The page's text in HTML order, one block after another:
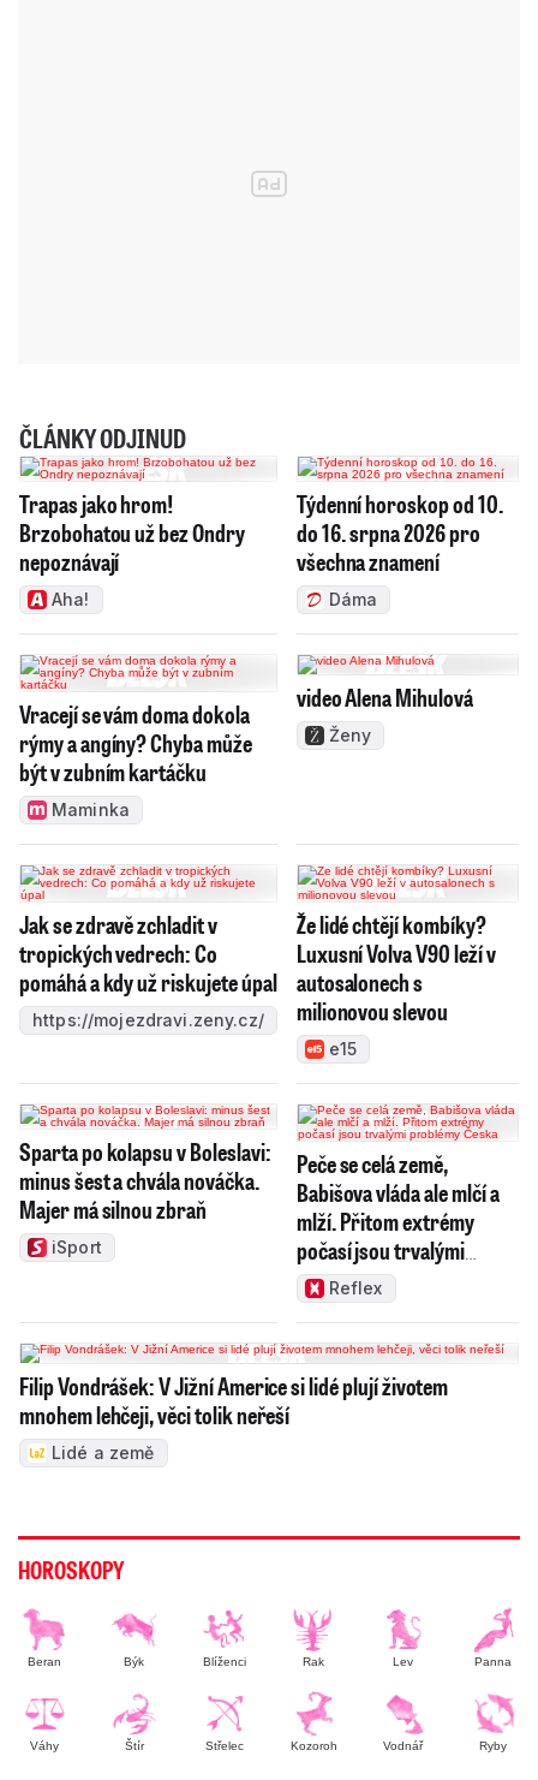
ČLÁNKY ODJINUD
Trapas jako hrom!
Brzobohatou už bez Ondry
nepoznávají
Aha!
Týdenní horoskop od 10.
do 16. srpna 2026 pro
všechna znamení
Dáma
Vracejí se vám doma dokola
rýmy a angíny? Chyba může
být v zubním kartáčku
Maminka
video Alena Mihulová
Ženy
Jak se zdravě zchladit v
tropických vedrech: Co
pomáhá a kdy už riskujete úpal
https://mojezdravi.zeny.cz/
Že lidé chtějí kombíky?
Luxusní Volva V90 leží v
autosalonech s
milionovou slevou
e15
Sparta po kolapsu v Boleslavi:
minus šest a chvála nováčka.
Majer má silnou zbraň
iSport
Peče se celá země,
Babišova vláda ale mlčí a
mlží. Přitom extrémy
počasí jsou trvalými
problémy Česka
Reflex
Filip Vondrášek: V Jižní Americe si lidé plují životem
mnohem lehčeji, věci tolik neřeší
Lidé a země
HOROSKOPY
Beran Býk Blíženci Rak Lev Panna
Váhy Štír Střelec Kozoroh Vodnář Ryby